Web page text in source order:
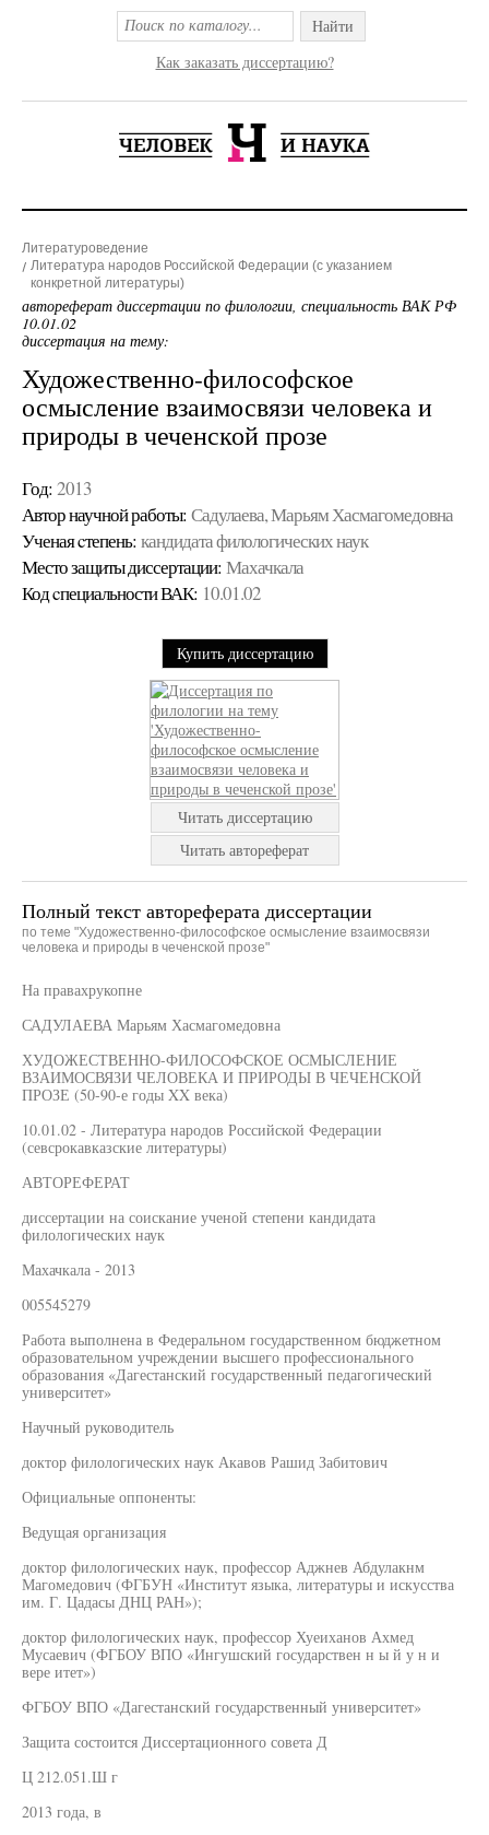
Найти
Как заказать диссертацию?
Литературоведение
Литература народов Российской Федерации (с указанием
конкретной литературы)
автореферат диссертации по филологии, специальность ВАК РФ
10.01.02
диссертация на тему:
Художественно-философское
осмысление взаимосвязи человека и
природы в чеченской прозе
Год: 2013
Автор научной работы: Садулаева, Марьям Хасмагомедовна
Ученая cтепень: кандидата филологических наук
Место защиты диссертации: Махачкала
Код cпециальности ВАК: 10.01.02
Купить диссертацию
Читать диссертацию
Читать автореферат
Полный текст автореферата диссертации
по теме "Художественно-философское осмысление взаимосвязи
человека и природы в чеченской прозе"
На правахрукопне
САДУЛАЕВА Марьям Хасмагомедовна
ХУДОЖЕСТВЕННО-ФИЛОСОФСКОЕ ОСМЫСЛЕНИЕ
ВЗАИМОСВЯЗИ ЧЕЛОВЕКА И ПРИРОДЫ В ЧЕЧЕНСКОЙ
ПРОЗЕ (50-90-е годы XX века)
10.01.02 - Литература народов Российской Федерации
(севсрокавказские литературы)
АВТОРЕФЕРАТ
диссертации на соискание ученой степени кандидата
филологических наук
Махачкала - 2013
005545279
Работа выполнена в Федеральном государственном бюджетном
образовательном учреждении высшего профессионального
образования «Дагестанский государственный педагогический
университет»
Научный руководитель
доктор филологических наук Акавов Рашид Забитович
Официальные оппоненты:
Ведущая организация
доктор филологических наук, профессор Аджнев Абдулакнм
Магомедович (ФГБУН «Институт языка, литературы и искусства
им. Г. Цадасы ДНЦ РАН»);
доктор филологических наук, профессор Хуеиханов Ахмед
Мусаевич (ФГБОУ ВПО «Ингушский государствен н ы й у н и
вере итет»)
ФГБОУ ВПО «Дагестанский государственный университет»
Защита состоится Диссертационного совета Д
Ц 212.051.Ш г
2013 года, в